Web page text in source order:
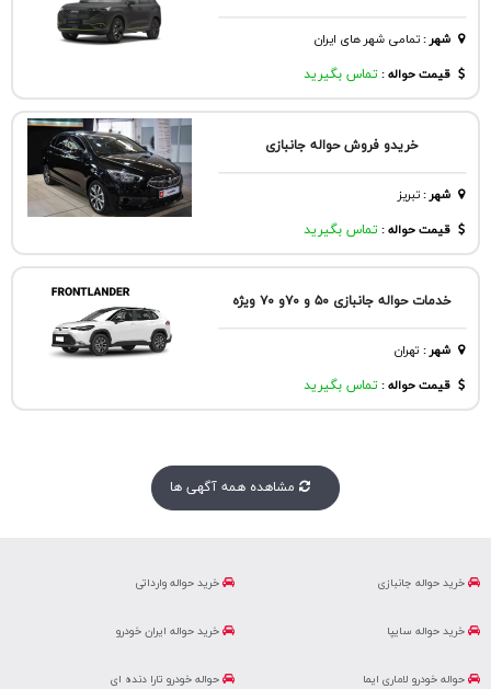
شهر:تمامی شهر های ایران
قیمت حواله : تماس بگیرید
خریدو فروش حواله جانبازی
شهر:تبريز
قیمت حواله : تماس بگیرید
خدمات حواله جانبازی ۵۰ و ۷۰و ۷۰ ویژه
شهر: تهران
قیمت حواله : تماس بگیرید
مشاهده همه آگهی ها
خرید حواله وارداتی خرید حواله جانبازی
خرید حواله ایران خودرو خرید حواله سایپا
حواله خودرو تارا دنده ای حواله خودرو لاماری ایما